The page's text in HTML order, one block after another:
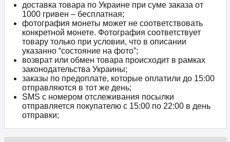
доставка товара по Украине при суме заказа от
1000 гривен – бесплатная;
фотография монеты может не соответствовать
конкретной монете. Фотография соответствует
товару только при условии, что в описании
указанно “состояние на фото”;
возврат или обмен товара происходит в рамках
законодательства Украины;
заказы по предоплате, которые оплатили до 15:00
отправляются в тот же день;
SMS с номером отслеживания посылки
отправляется покупателю с 15:00 по 22:00 в день
отправки;